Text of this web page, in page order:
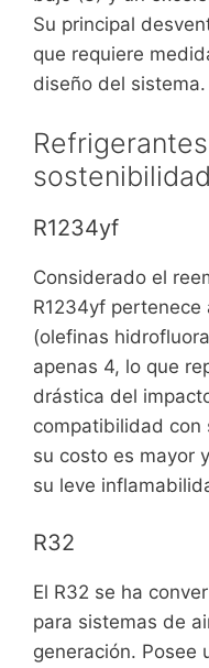
Su principal
que requiere
diseño del sistema.
R1234yf
Considerado el
R1234yf pertenece
(olefinas
apenas 4, lo que
drástica del
compatibilidad con
su costo es mayor
su leve
R32
El R32 se ha
para sistemas de
generación. Posee